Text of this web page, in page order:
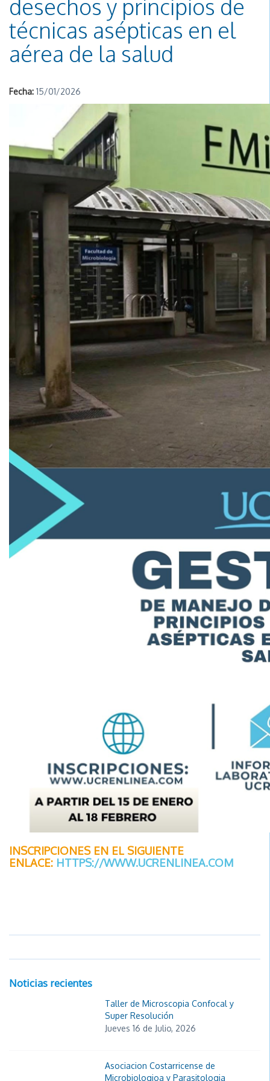
desechos y principios de
técnicas asépticas en el
aérea de la salud
Fecha: 15/01/2026
INSCRIPCIONES EN EL SIGUIENTE
ENLACE: HTTPS://WWW.UCRENLINEA.COM
Noticias recientes
Taller de Microscopia Confocal y
Super Resolución
Jueves 16 de Julio, 2026
Asociacion Costarricense de
Microbiologioa y Parasitologia